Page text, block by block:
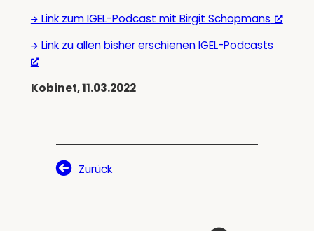
Link zum IGEL-Podcast mit Birgit Schopmans
Link zu allen bisher erschienen IGEL-Podcasts
Kobinet, 11.03.2022
Zurück